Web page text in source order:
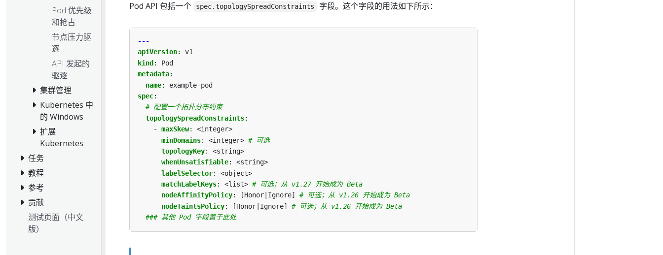
Pod 优先级
和抢占
节点压力驱
逐
API 发起的
驱逐
集群管理
Kubernetes 中
的 Windows
扩展
Kubernetes
任务
教程
参考
贡献
测试页面（中文
版）
Pod API 包括一个 spec.topologySpreadConstraints 字段。这个字段的用法如下所示：
---
apiVersion:
v1
kind :
Pod
metadata:
name:
example-pod
spec:
# 配置一个拓扑分布约束
topologySpreadConstraints:
- maxSkew:
<integer>
minDomains: <integer> # 可选
topologyKey:
<string>
whenUnsatisfiable:
<string>
labelSelector:
<object>
matchLabelKeys: <list> # 可选；从 v1.27 开始成为 Beta
nodeAffinityPolicy: [Honor|Ignore]
# 可选；从 v1.26 开始成为 Beta
nodeTaintsPolicy: [Honor|Ignore]
# 可选；从 v1.26 开始成为 Beta
### 其他 Pod 字段置于此处